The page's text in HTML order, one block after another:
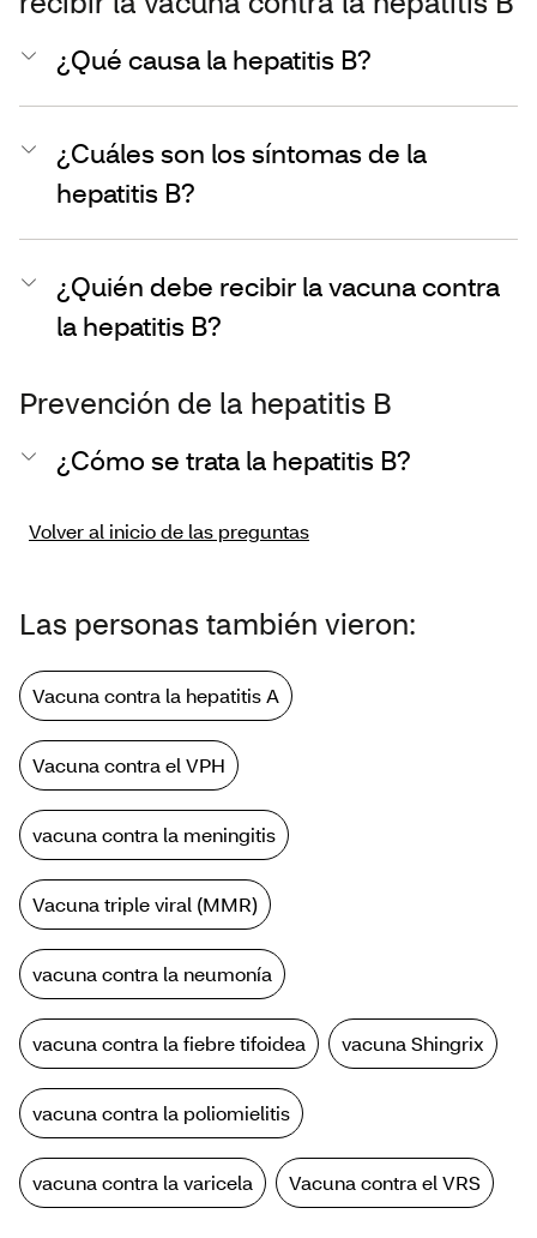
¿Qué causa la hepatitis B?
¿Cuáles son los síntomas de la
hepatitis B?
¿Quién debe recibir la vacuna contra
la hepatitis B?
Prevención de la hepatitis B
¿Cómo se trata la hepatitis B?
Volver al inicio de las preguntas
Las personas también vieron:
Vacuna contra la hepatitis A
Vacuna contra el VPH
vacuna contra la meningitis
Vacuna triple viral (MMR)
vacuna contra la neumonía
vacuna contra la fiebre tifoidea vacuna Shingrix
vacuna contra la poliomielitis
vacuna contra la varicela Vacuna contra el VRS